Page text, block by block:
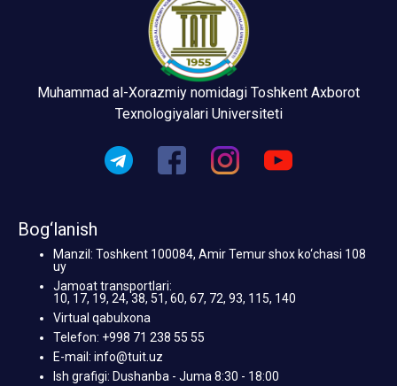
Muhammad al-Xorazmiy nomidagi Toshkent Axborot
Texnologiyalari Universiteti
Bog‘lanish
Manzil: Toshkent 100084, Amir Temur shox ko‘chasi 108
uy
Jamoat transportlari:
10, 17, 19, 24, 38, 51, 60, 67, 72, 93, 115, 140
Virtual qabulxona
Telefon: +998 71 238 55 55
E-mail: info@tuit.uz
Ish grafigi: Dushanba - Juma 8:30 - 18:00